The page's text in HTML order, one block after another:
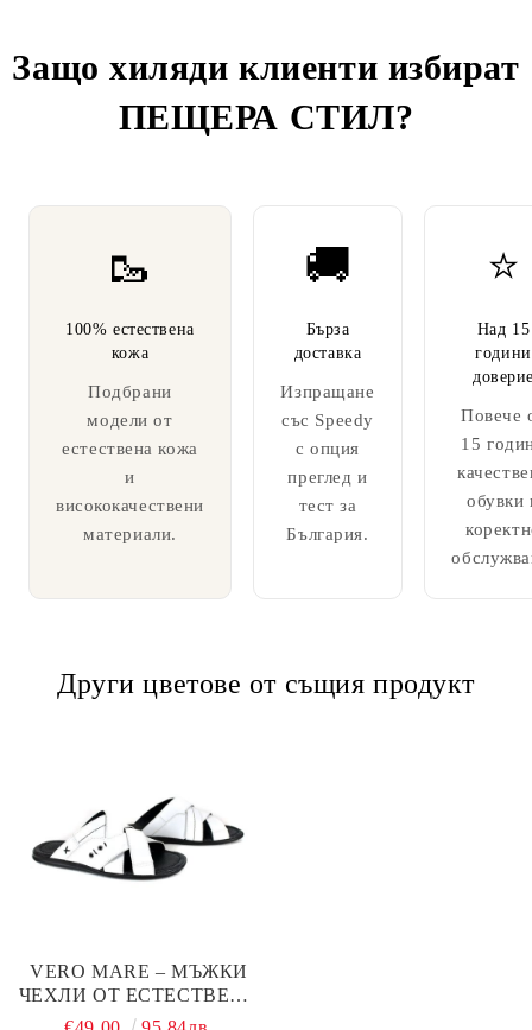
Защо хиляди клиенти избират
ПЕЩЕРА СТИЛ?
🥾
100% естествена
кожа
Подбрани
модели от
естествена кожа
и
висококачествени
материали.
🚚
Бърза
доставка
Изпращане
със Speedy
с опция
преглед и
тест за
България.
⭐
Над 15
години
Повече
15
обувки
Други цветове от същия продукт
VERO MARE – МЪЖКИ
ЧЕХЛИ ОТ ЕСТЕСТВЕНА
КОЖА В БЯЛО